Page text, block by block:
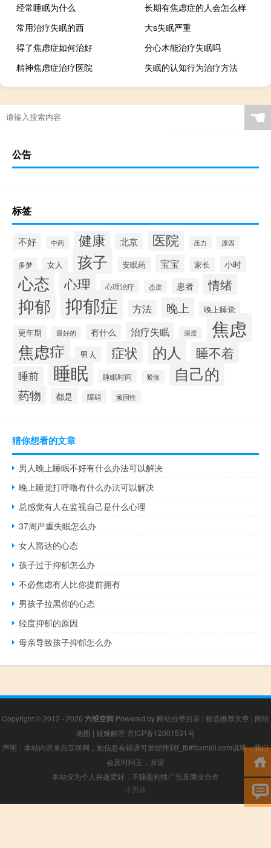
经常睡眠为什么
长期有焦虑症的人会怎么样
常用治疗失眠的西
大s失眠严重
得了焦虑症如何治好
分心木能治疗失眠吗
精神焦虑症治疗医院
失眠的认知行为治疗方法
☚
公告
标签
不好 中药 健康 北京 医院 压力 原因
多梦 女人 孩子 安眠药 宝宝 家长 小时
心态 心理 心理治疗 态度 患者 情绪
抑郁 抑郁症 方法 晚上
晚上睡觉
更年期
最好的 有什么 治疗失眠 深度 焦虑
焦虑症 男人 症状 的人 睡不着
睡前 睡眠 睡眠时间 紧张 自己的
药物 都是 障碍 顽固性
猜你想看的文章
男人晚上睡眠不好有什么办法可以解决
晚上睡觉打呼噜有什么办法可以解决
总感觉有人在监视自己是什么心理
37周严重失眠怎么办
女人豁达的心态
孩子过于抑郁怎么办
不必焦虑有人比你提前拥有
男孩子拉黑你的心态
轻度抑郁的原因
母亲导致孩子抑郁怎么办
Copyright © 2012 - 2026 六维空间 Powered by 网站分类目录 | 精选推荐文章 | 网站
地图 | 疑难解答 京ICP备12001531号
声明：本站内容来自互联网，如信息有错误可发邮件到f_fb#foxmail.com说明，我们
会及时纠正，谢谢
本站仅为个人兴趣爱好，不接盈利性广告及商业合作
小男孩